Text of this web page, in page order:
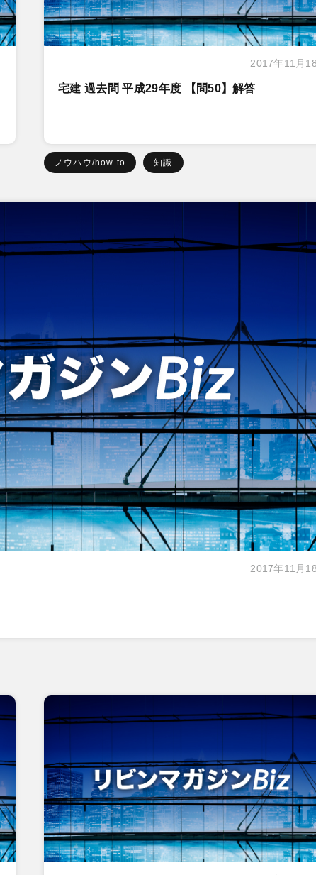
2017年11月
宅建 過去問 平成29年度 【問50】解答
ノウハウ/how to 知識
2017年11月